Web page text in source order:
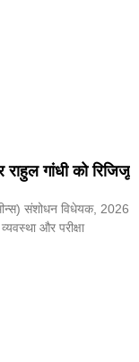
गांधी को रिजिजू
संशोधन विधेयक, 2026
और परीक्षा